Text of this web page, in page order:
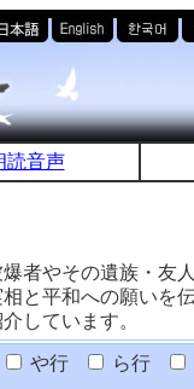
読音声
者やその遺族・友
と平和への願いを
しています。
や行 ら行